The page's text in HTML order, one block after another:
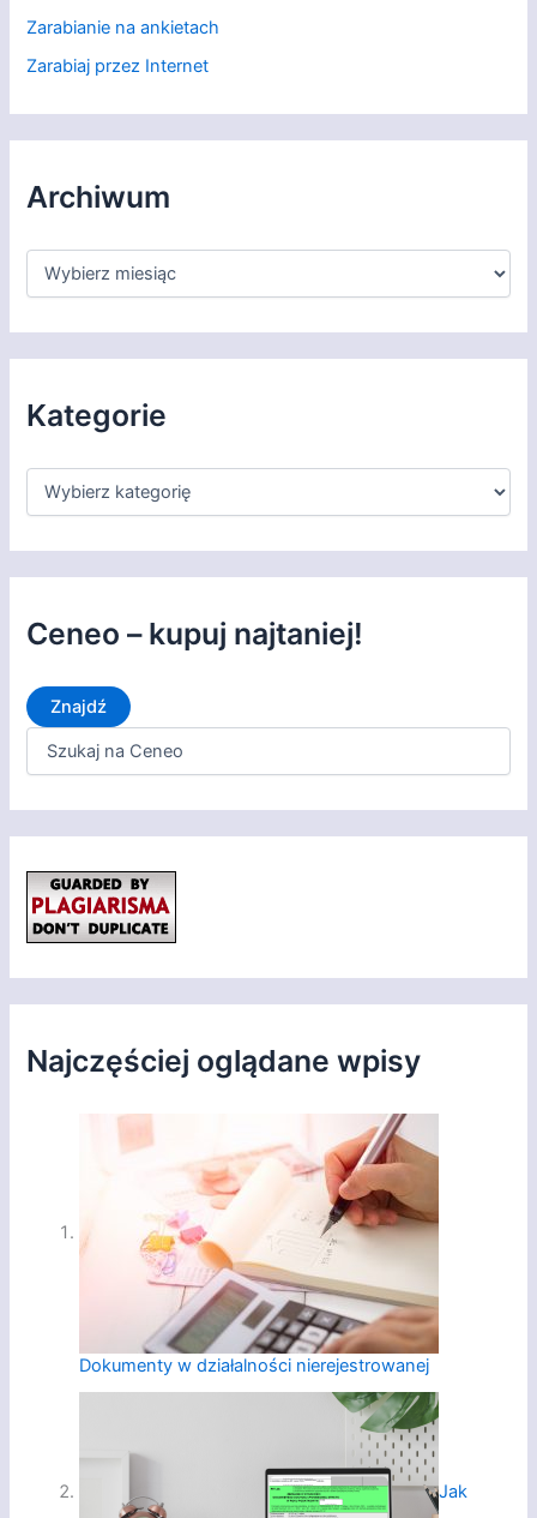
Zarabianie na ankietach
Zarabiaj przez Internet
Archiwum
A
h
i
u
m
Kategorie
K
e
g
r
iCeneo – kupuj najtaniej!
Znajdź
Najczęściej oglądane wpisy
Dokumenty w działalności nierejestrowanej
Jak